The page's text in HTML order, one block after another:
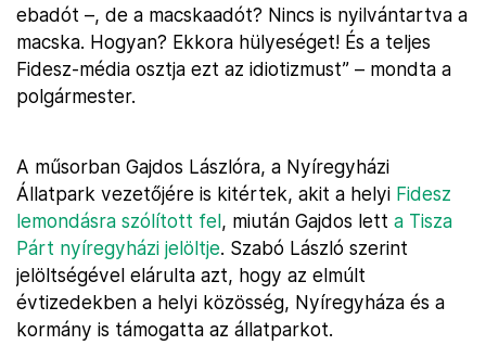
ebadót –, de a macskaadót? Nincs is nyilvántartva a
macska. Hogyan? Ekkora hülyeséget! És a teljes
Fidesz-média osztja ezt az idiotizmust” – mondta a
polgármester.
A műsorban Gajdos Lászlóra, a Nyíregyházi
Állatpark vezetőjére is kitértek, akit a helyi Fidesz
lemondásra szólított fel, miután Gajdos lett a Tisza
Párt nyíregyházi jelöltje. Szabó László szerint
jelöltségével elárulta azt, hogy az elmúlt
évtizedekben a helyi közösség, Nyíregyháza és a
kormány is támogatta az állatparkot.